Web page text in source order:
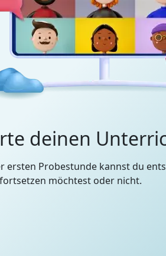
deinen
ersten Probestunde kannst du
möchtest oder nicht.